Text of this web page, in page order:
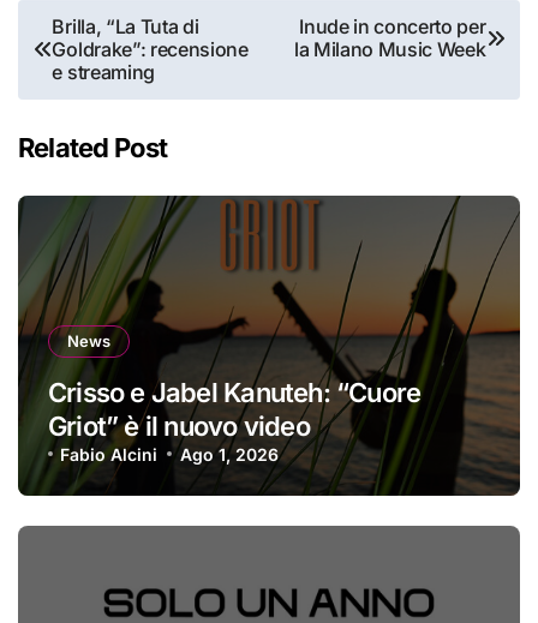
Navigazione
articoli
Brilla, “La Tuta di
Goldrake”: recensione
e streaming
Inude in concerto per
la Milano Music Week
Related Post
News
Crisso e Jabel Kanuteh: “Cuore
Griot” è il nuovo video
Fabio Alcini Ago 1, 2026